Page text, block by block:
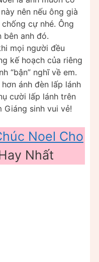
nên nếu ông già
cự nhé. Ông
bên anh đó.
mọi người đều
kế hoạch của riêng
“bận” nghĩ về em.
ánh đèn lấp lánh
cười lấp lánh trên
Giáng sinh vui vẻ!
Noel Cho
Nhất